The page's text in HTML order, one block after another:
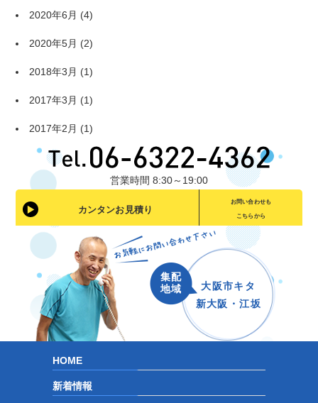
2020年6月 (4)
2020年5月 (2)
2018年3月 (1)
2017年3月 (1)
2017年2月 (1)
営業時間 8:30～19:00
カンタンお見積り
お問い合わせも
こちらから
集配
地域
大阪市キタ
新大阪・江坂
HOME
新着情報